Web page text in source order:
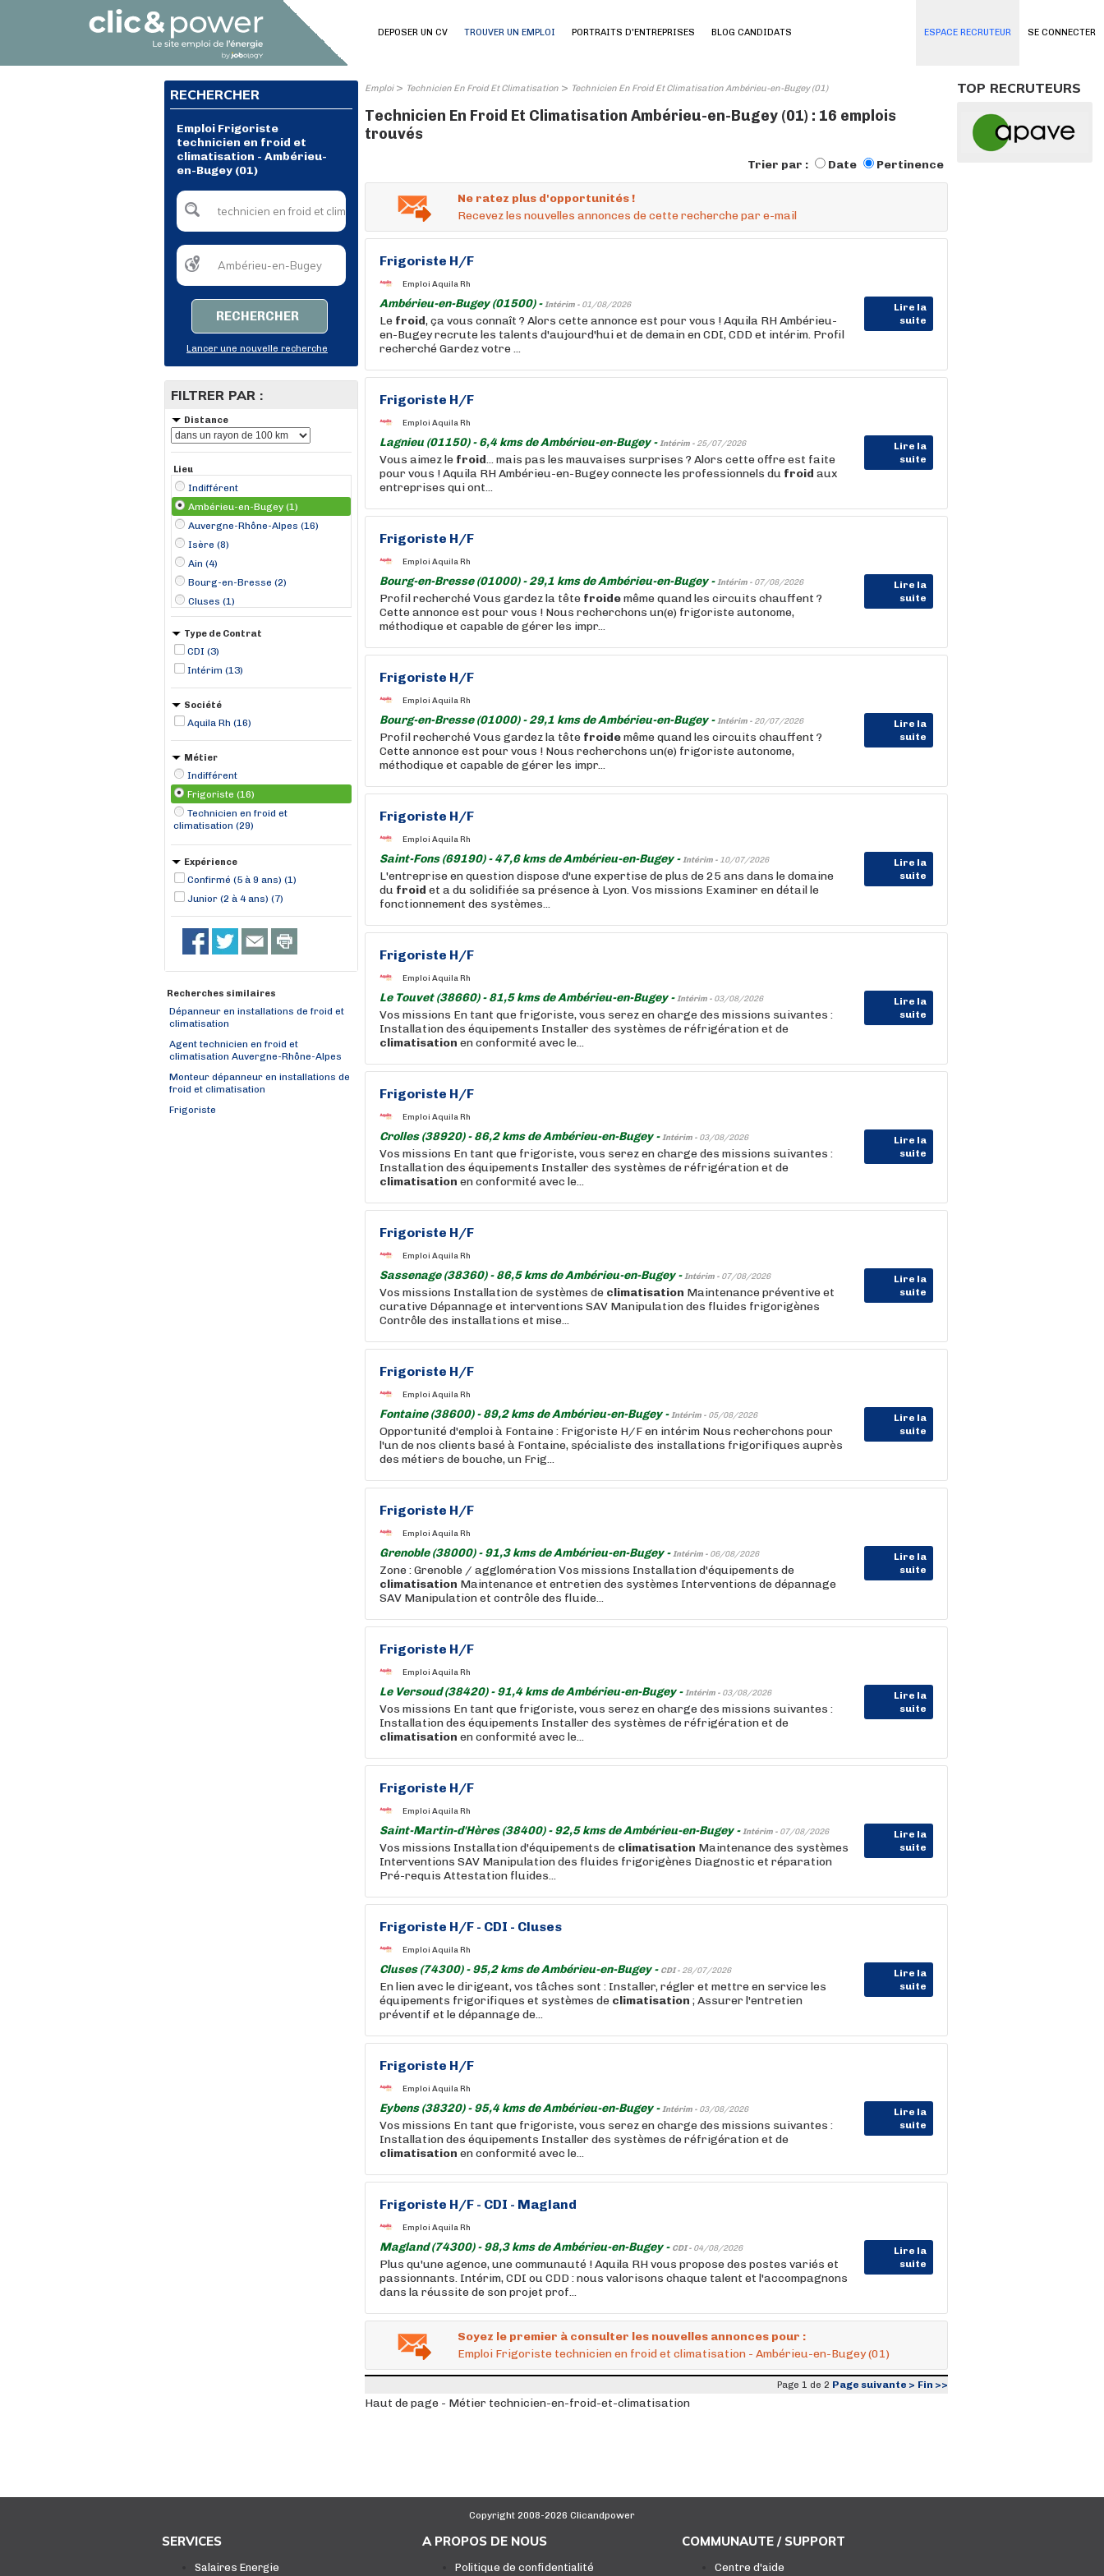
SE CONNECTER
DEPOSER UN CV TROUVER UN EMPLOI PORTRAITS D'ENTREPRISES BLOG CANDIDATS ESPACE RECRUTEUR
RECHERCHER
Emploi Frigoriste
technicien en froid et
climatisation - Ambérieu-
en-Bugey (01)
RECHERCHER
Lancer une nouvelle recherche
FILTRER PAR :
Distance
Lieu
Indifférent
Ambérieu-en-Bugey (1)
Auvergne-Rhône-Alpes (16)
Isère (8)
Ain (4)
Bourg-en-Bresse (2)
Cluses (1)
Crolles (1)
Eybens (1)
Fontaine (1)
Grenoble (1)
Type de Contrat
CDI (3)
Intérim (13)
Société
Aquila Rh (16)
Métier
Indifférent
Frigoriste (16)
Technicien en froid et
climatisation (29)
Expérience
Confirmé (5 à 9 ans) (1)
Junior (2 à 4 ans) (7)
Recherches similaires
Dépanneur en installations de froid et
climatisation
Agent technicien en froid et
climatisation Auvergne-Rhône-Alpes
Monteur dépanneur en installations de
froid et climatisation
Frigoriste
Emploi> Technicien En Froid Et Climatisation > Technicien En Froid Et Climatisation Ambérieu-en-Bugey (01)
Technicien En Froid Et Climatisation Ambérieu-en-Bugey (01) : 16 emplois
trouvés
Trier par : Date Pertinence
Ne ratez plus d'opportunités !
Recevez les nouvelles annonces de cette recherche par e-mail
Frigoriste H/F
Emploi Aquila Rh
Ambérieu-en-Bugey (01500) -Intérim - 01/08/2026
Lire la
suite
Le froid, ça vous connaît ? Alors cette annonce est pour vous ! Aquila RH Ambérieu-
en-Bugey recrute les talents d'aujourd'hui et de demain en CDI, CDD et intérim. Profil
recherché Gardez votre ...
Frigoriste H/F
Emploi Aquila Rh
Lagnieu (01150) - 6,4 kms de Ambérieu-en-Bugey -Intérim - 25/07/2026
Lire la
suite
Vous aimez le froid... mais pas les mauvaises surprises ? Alors cette offre est faite
pour vous ! Aquila RH Ambérieu-en-Bugey connecte les professionnels du froid aux
entreprises qui ont...
Frigoriste H/F
Emploi Aquila Rh
Bourg-en-Bresse (01000) - 29,1 kms de Ambérieu-en-Bugey -Intérim - 07/08/2026
Lire la
suite
Profil recherché Vous gardez la tête froidemême quand les circuits chauffent ?
Cette annonce est pour vous ! Nous recherchons un(e) frigoriste autonome,
méthodique et capable de gérer les impr...
Frigoriste H/F
Emploi Aquila Rh
Bourg-en-Bresse (01000) - 29,1 kms de Ambérieu-en-Bugey -Intérim - 20/07/2026
Lire la
suite
Profil recherché Vous gardez la tête froidemême quand les circuits chauffent ?
Cette annonce est pour vous ! Nous recherchons un(e) frigoriste autonome,
méthodique et capable de gérer les impr...
Frigoriste H/F
Emploi Aquila Rh
Saint-Fons (69190) - 47,6 kms de Ambérieu-en-Bugey -Intérim - 10/07/2026
Lire la
suite
L'entreprise en question dispose d'une expertise de plus de 25 ans dans le domaine
du froid et a du solidifiée sa présence à Lyon. Vos missions Examiner en détail le
fonctionnement des systèmes...
Frigoriste H/F
Emploi Aquila Rh
Le Touvet (38660) - 81,5 kms de Ambérieu-en-Bugey -Intérim - 03/08/2026
Lire la
suite
Vos missions En tant que frigoriste, vous serez en charge des missions suivantes :
Installation des équipements Installer des systèmes de réfrigération et de
climatisation en conformité avec le...
Frigoriste H/F
Emploi Aquila Rh
Crolles (38920) - 86,2 kms de Ambérieu-en-Bugey -Intérim - 03/08/2026
Lire la
suite
Vos missions En tant que frigoriste, vous serez en charge des missions suivantes :
Installation des équipements Installer des systèmes de réfrigération et de
climatisation en conformité avec le...
Frigoriste H/F
Emploi Aquila Rh
Sassenage (38360) - 86,5 kms de Ambérieu-en-Bugey -Intérim - 07/08/2026
Lire la
suite
Vos missions Installation de systèmes de climatisation Maintenance préventive et
curative Dépannage et interventions SAV Manipulation des fluides frigorigènes
Contrôle des installations et mise...
Frigoriste H/F
Emploi Aquila Rh
Fontaine (38600) - 89,2 kms de Ambérieu-en-Bugey -Intérim - 05/08/2026
Lire la
suite
Opportunité d'emploi à Fontaine : Frigoriste H/F en intérim Nous recherchons pour
l'un de nos clients basé à Fontaine, spécialiste des installations frigorifiques auprès
des métiers de bouche, un Frig...
Frigoriste H/F
Emploi Aquila Rh
Grenoble (38000) - 91,3 kms de Ambérieu-en-Bugey -Intérim - 06/08/2026
Lire la
suite
Zone : Grenoble / agglomération Vos missions Installation d'équipements de
climatisation Maintenance et entretien des systèmes Interventions de dépannage
SAV Manipulation et contrôle des fluide...
Frigoriste H/F
Emploi Aquila Rh
Le Versoud (38420) - 91,4 kms de Ambérieu-en-Bugey -Intérim - 03/08/2026
Lire la
suite
Vos missions En tant que frigoriste, vous serez en charge des missions suivantes :
Installation des équipements Installer des systèmes de réfrigération et de
climatisation en conformité avec le...
Frigoriste H/F
Emploi Aquila Rh
Saint-Martin-d'Hères (38400) - 92,5 kms de Ambérieu-en-Bugey -Intérim - 07/08/2026
Lire la
suite
Vos missions Installation d'équipements de climatisation Maintenance des systèmes
Interventions SAV Manipulation des fluides frigorigènes Diagnostic et réparation
Pré-requis Attestation fluides...
Frigoriste H/F - CDI - Cluses
Emploi Aquila Rh
Cluses (74300) - 95,2 kms de Ambérieu-en-Bugey - CDI - 28/07/2026
Lire la
suite
En lien avec le dirigeant, vos tâches sont : Installer, régler et mettre en service les
équipements frigorifiques et systèmes de climatisation ; Assurer l'entretien
préventif et le dépannage de...
Frigoriste H/F
Emploi Aquila Rh
Eybens (38320) - 95,4 kms de Ambérieu-en-Bugey -Intérim - 03/08/2026
Lire la
suite
Vos missions En tant que frigoriste, vous serez en charge des missions suivantes :
Installation des équipements Installer des systèmes de réfrigération et de
climatisation en conformité avec le...
Frigoriste H/F - CDI - Magland
Emploi Aquila Rh
Magland (74300) - 98,3 kms de Ambérieu-en-Bugey - CDI - 04/08/2026
Lire la
suite
Plus qu'une agence, une communauté ! Aquila RH vous propose des postes variés et
passionnants. Intérim, CDI ou CDD : nous valorisons chaque talent et l'accompagnons
dans la réussite de son projet prof...
Soyez le premier à consulter les nouvelles annonces pour :
Emploi Frigoriste technicien en froid et climatisation - Ambérieu-en-Bugey (01)
Page 1 de 2 Page suivante > Fin >>
Haut de page - Métier technicien-en-froid-et-climatisation
TOP RECRUTEURS
Copyright 2008-2026 Clicandpower
SERVICES
Salaires Energie
A PROPOS DE NOUS
Politique de confidentialité
COMMUNAUTE / SUPPORT
Centre d'aide